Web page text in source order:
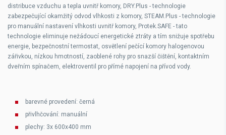
distribuce vzduchu a tepla uvnitř komory, DRY.Plus - technologie
zabezpečující okamžitý odvod vlhkosti z komory, STEAM.Plus - technologie
pro manuální nastavení vlhkosti uvnitř komory, Protek.SAFE - tato
technologie eliminuje nežádoucí energetické ztráty a tím snižuje spotřebu
energie, bezpečnostní termostat, osvětlení pečící komory halogenovou
zářivkou, nízkou hmotností, zaoblené rohy pro snazší čištění, kontaktním
dveřním spínačem, elektroventil pro přímé napojení na přívod vody.
barevné provedení: černá
přivlhčování: manuální
plechy: 3x 600x400 mm